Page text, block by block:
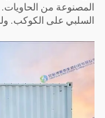
المصنوعة من
السلبي على الكوكب.